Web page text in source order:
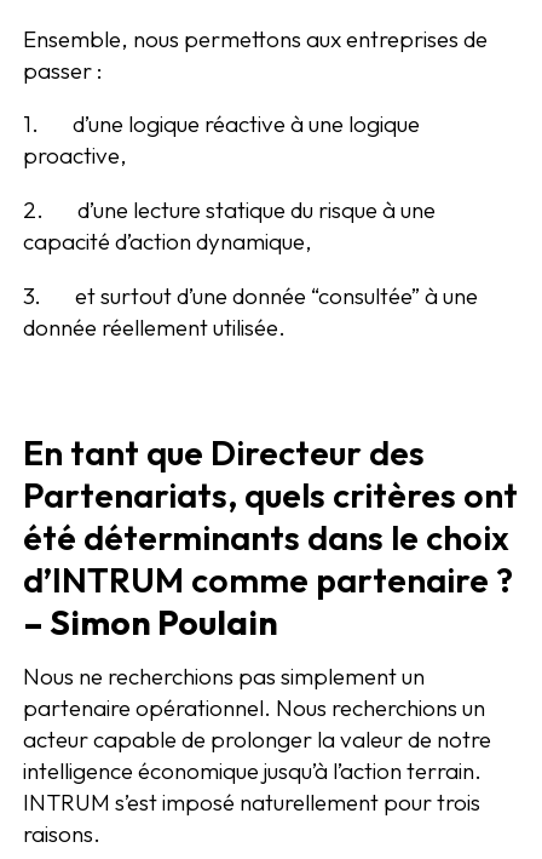
Ensemble, nous permettons aux entreprises de
passer :
1. d’une logique réactive à une logique
proactive,
2. d’une lecture statique du risque à une
capacité d’action dynamique,
3. et surtout d’une donnée “consultée” à une
donnée réellement utilisée.
En tant que Directeur des
Partenariats, quels critères ont
été déterminants dans le choix
d’INTRUM comme partenaire ?
– Simon Poulain
Nous ne recherchions pas simplement un
partenaire opérationnel. Nous recherchions un
acteur capable de prolonger la valeur de notre
intelligence économique jusqu’à l’action terrain.
INTRUM s’est imposé naturellement pour trois
raisons.